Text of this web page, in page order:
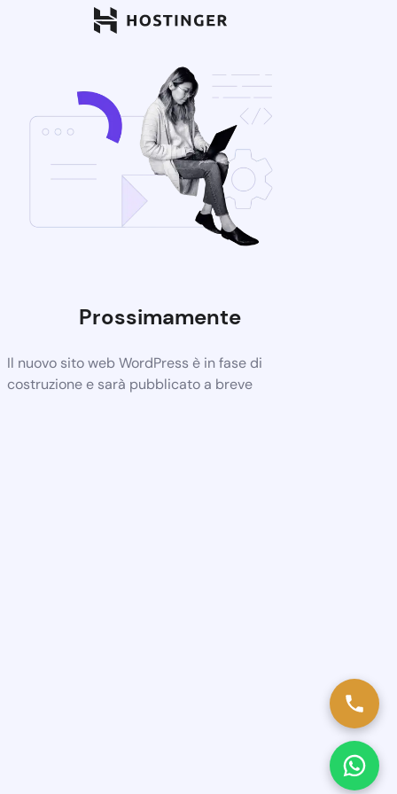
Prossimamente
Il nuovo sito web WordPress è in fase di
costruzione e sarà pubblicato a breve